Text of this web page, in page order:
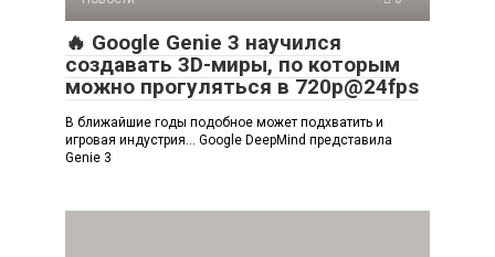
🔥 Google Genie 3 научился
создавать 3D-миры, по которым
можно прогуляться в 720p@24fps
В ближайшие годы подобное может подхватить и
игровая индустрия… Google DeepMind представила
Genie 3